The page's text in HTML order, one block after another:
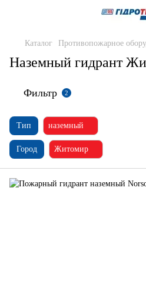
Каталог Противопожарное
Наземный гидрант
Фильтр 2
Тип наземный
Город Житомир